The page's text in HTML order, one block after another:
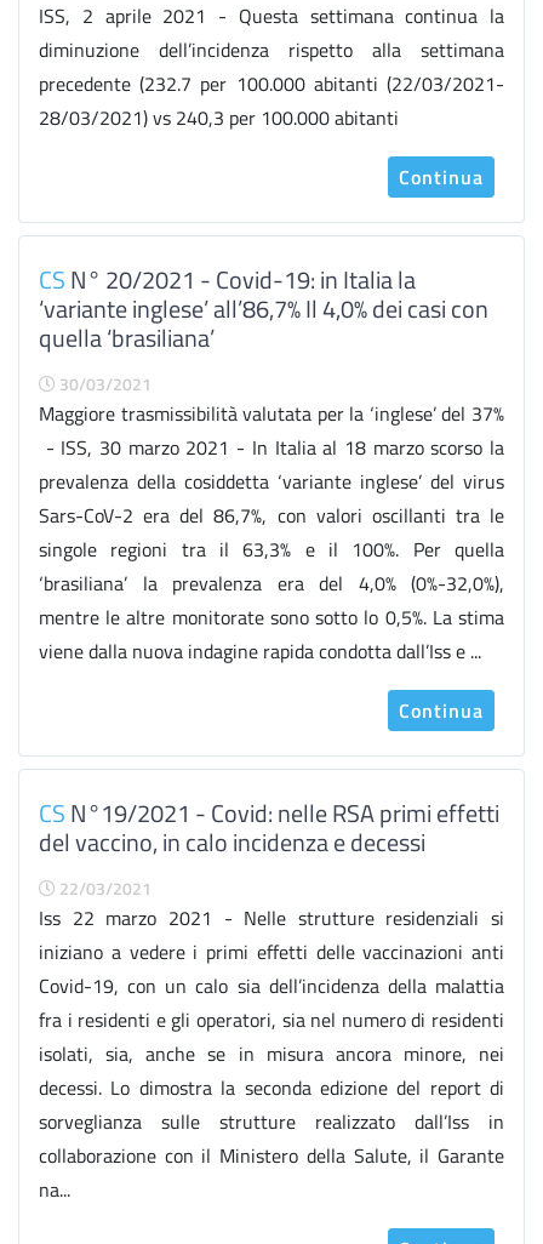
ISS, 2 aprile 2021 - Questa settimana continua la
diminuzione dell’incidenza rispetto alla settimana
precedente (232.7 per 100.000 abitanti (22/03/2021-
28/03/2021) vs 240,3 per 100.000 abitanti
Continua
CSN° 20/2021 - Covid-19: in Italia la
‘variante inglese’ all’86,7% Il 4,0% dei casi con
quella ‘brasiliana’
30/03/2021
Maggiore trasmissibilità valutata per la ‘inglese’ del 37%
- ISS, 30 marzo 2021 - In Italia al 18 marzo scorso la
prevalenza della cosiddetta ‘variante inglese’ del virus
Sars-CoV-2 era del 86,7%, con valori oscillanti tra le
singole regioni tra il 63,3% e il 100%. Per quella
‘brasiliana’ la prevalenza era del 4,0% (0%-32,0%),
mentre le altre monitorate sono sotto lo 0,5%. La stima
viene dalla nuova indagine rapida condotta dall’Iss e ...
Continua
CSN°19/2021 - Covid: nelle RSA primi effetti
del vaccino, in calo incidenza e decessi
22/03/2021
Iss 22 marzo 2021 - Nelle strutture residenziali si
iniziano a vedere i primi effetti delle vaccinazioni anti
Covid-19, con un calo sia dell’incidenza della malattia
fra i residenti e gli operatori, sia nel numero di residenti
isolati, sia, anche se in misura ancora minore, nei
decessi. Lo dimostra la seconda edizione del report di
sorveglianza sulle strutture realizzato dall’Iss in
collaborazione con il Ministero della Salute, il Garante
na...